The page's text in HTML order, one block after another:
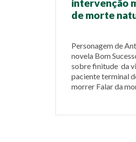
intervenção
de morte
Personagem de
novela Bom
sobre finitude da
paciente terminal
morrer Falar da